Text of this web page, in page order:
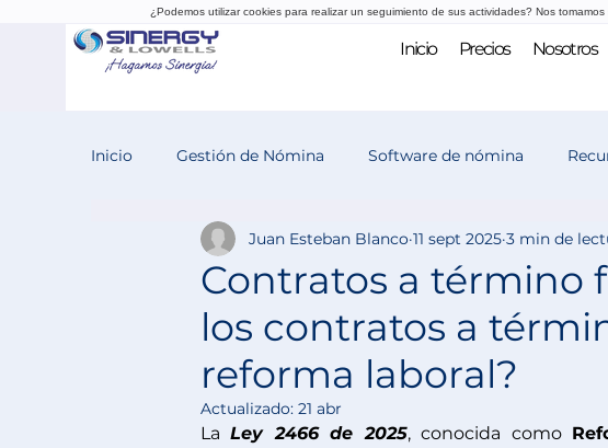
Inicio Precios Nosotros
Inicio Gestión de Nómina Software de nómina
Evaluación del desempeño Reclutamiento y selección
Contratos a término
los contratos a
reforma laboral?
Juan Esteban Blanco 11 sept 2025 3 min de
Actualizado: 21 abr
La Ley 2466 de 2025, conocida como
¿Podemos utilizar cookies para realizar un seguimiento de sus actividades? Nos